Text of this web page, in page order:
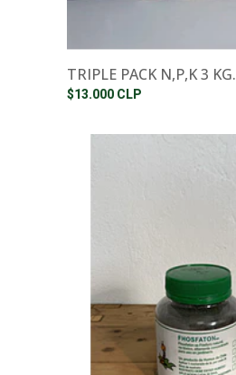
TRIPLE PACK N,P,K 3 KG.
$13.000 CLP